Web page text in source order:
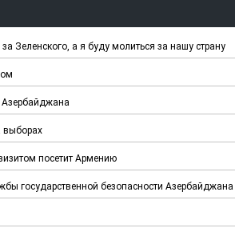
Зеленского, а я буду молиться за нашу страну
Азербайджана
выборах
посетит Армению
государственной безопасности Азербайджана